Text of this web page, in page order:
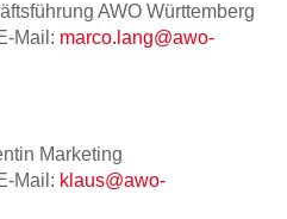
AWO Württemberg
Mail: marco.lang@awo-
Marketing
Mail: klaus@awo-